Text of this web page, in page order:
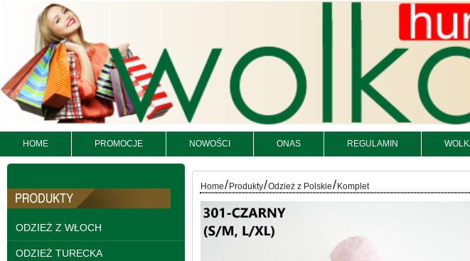
HOME PROMOCJE NOWOŚCI ONAS REGULAMIN
ODZIEŻ Z WŁOCH
ODZIEŻ TURECKA
skórzana Roz S-XL, 1
Kolor Paczka 5 szt
95.00 zł
szczegóły
Home/ Produkty/Odzież z Polskie/ Komplet